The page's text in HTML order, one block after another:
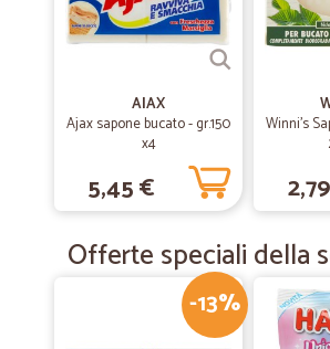
AIAX
Ajax sapone bucato - gr.150
x4
5,45 €
Winni's
Offerte speciali della
-13%